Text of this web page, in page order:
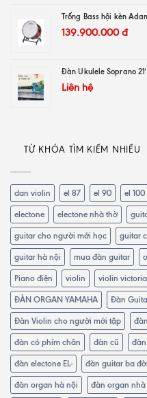
Trống Bass hội kèn
139.900.000đ
Đàn Ukulele Soprano
Liên hệ
TỪ KHÓA TÌM KIẾM NHIỀU
dan violin el 87 el 90 el 100
electone electone nhà thờ
guitar cho người mới học guitar
guitar hà nội mua đàn guitar
Piano điện violin violin victoria
ĐÀN ORGAN YAMAHA Đàn
Đàn Violin cho người mới tập
đàn có phím chân đàn cũ
đàn electone EL- đàn guitar ba
đàn organ hà nội đàn organ nhà